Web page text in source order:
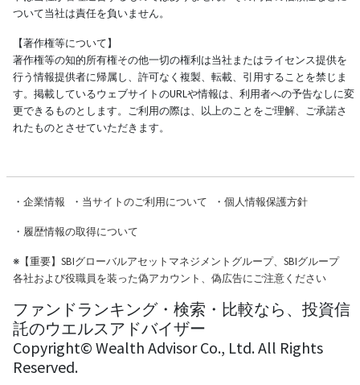
ついて当社は責任を負いません。
【著作権等について】
著作権等の知的所有権その他一切の権利は当社またはライセンス提供を
行う情報提供者に帰属し、許可なく複製、転載、引用することを禁じま
す。掲載しているウェブサイトのURLや情報は、利用者への予告なしに変
更できるものとします。ご利用の際は、以上のことをご理解、ご承諾さ
れたものとさせていただきます。
・ 企業情報 ・ 当サイトのご利用について ・ 個人情報保護方針
・ 履歴情報の取得について
※【重要】SBIグローバルアセットマネジメントグループ、SBIグループ
各社および役職員を装った偽アカウント、偽広告にご注意ください
ファンドランキング・検索・比較なら、投資信
託のウエルスアドバイザー
Copyright© Wealth Advisor Co., Ltd. All Rights
Reserved.